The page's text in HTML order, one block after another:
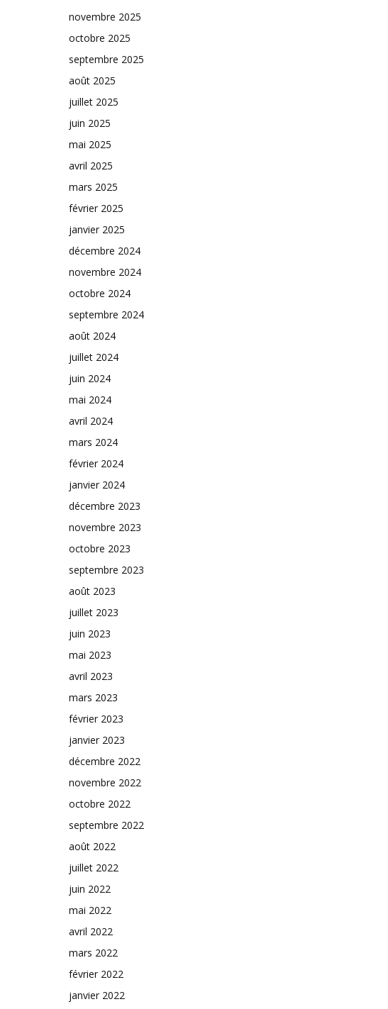
novembre 2025
octobre 2025
septembre 2025
août 2025
juillet 2025
juin 2025
mai 2025
avril 2025
mars 2025
février 2025
janvier 2025
décembre 2024
novembre 2024
octobre 2024
septembre 2024
août 2024
juillet 2024
juin 2024
mai 2024
avril 2024
mars 2024
février 2024
janvier 2024
décembre 2023
novembre 2023
octobre 2023
septembre 2023
août 2023
juillet 2023
juin 2023
mai 2023
avril 2023
mars 2023
février 2023
janvier 2023
décembre 2022
novembre 2022
octobre 2022
septembre 2022
août 2022
juillet 2022
juin 2022
mai 2022
avril 2022
mars 2022
février 2022
janvier 2022